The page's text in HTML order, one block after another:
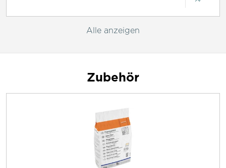
Alle anzeigen
Zubehör